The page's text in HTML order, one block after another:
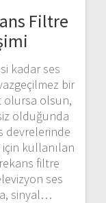
Filtre
kadar ses
bir
olursa olsun,
olduğunda
devrelerinde
kullanılan
filtre
ses
sinyal…